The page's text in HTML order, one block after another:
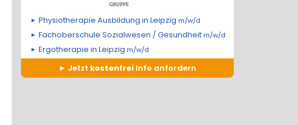
Physiotherapie Ausbildung in Leipzig m/w/d
Fachoberschule Sozialwesen / Gesundheitm/w/d
Ergotherapie in Leipzig m/w/d
Jetzt kostenfrei Info anfordern